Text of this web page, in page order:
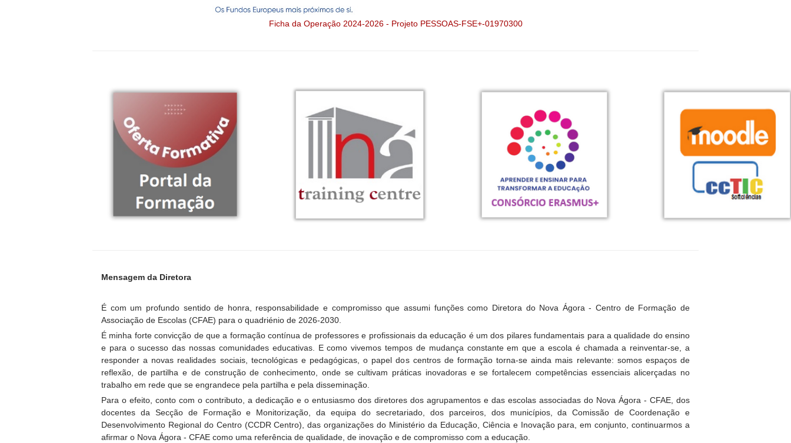
Ficha da Operação 2024-2026 - Projeto PESSOAS-FSE+-01970300
Mensagem da Diretora
É com um profundo sentido de honra, responsabilidade e compromisso que assumi funções como Diretora do Nova Ágora - Centro de Formação de
Associação de Escolas (CFAE) para o quadriénio de 2026-2030.
É minha forte convicção de que a formação contínua de professores e profissionais da educação é um dos pilares fundamentais para a qualidade do ensino
e para o sucesso das nossas comunidades educativas. E como vivemos tempos de mudança constante em que a escola é chamada a reinventar-se, a
responder a novas realidades sociais, tecnológicas e pedagógicas, o papel dos centros de formação torna-se ainda mais relevante: somos espaços de
reflexão, de partilha e de construção de conhecimento, onde se cultivam práticas inovadoras e se fortalecem competências essenciais alicerçadas no
trabalho em rede que se engrandece pela partilha e pela disseminação.
Para o efeito, conto com o contributo, a dedicação e o entusiasmo dos diretores dos agrupamentos e das escolas associadas do Nova Ágora - CFAE, dos
docentes da Secção de Formação e Monitorização, da equipa do secretariado, dos parceiros, dos municípios, da Comissão de Coordenação e
Desenvolvimento Regional do Centro (CCDR Centro), das organizações do Ministério da Educação, Ciência e Inovação para, em conjunto, continuarmos a
afirmar o Nova Ágora - CFAE como uma referência de qualidade, de inovação e de compromisso com a educação.